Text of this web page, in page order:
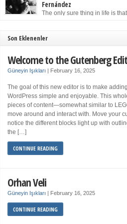
to solution may well be to get more sleep but
you get your 8 hours a night and still feel
Fernández
The only sure thing in life is that
sooner rather than later the leader of the
Revolution would succumb to that most strict
ways by the […]
Son Eklenenler
Welcome to the Gutenberg
Güneyin Işıkları February 16, 2025
The goal of this new editor is to make
WordPress simple and enjoyable. This
pieces of content—somewhat similar to
move around and interact with. Move your
notice the different blocks light up with
the […]
CONTINUE READING
Orhan Veli
Güneyin Işıkları February 16, 2025
CONTINUE READING